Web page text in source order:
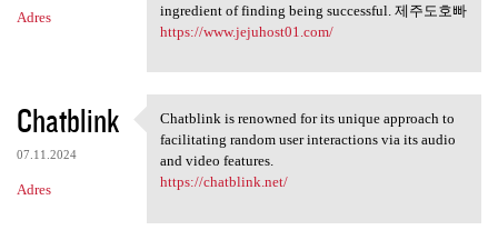
Adres
ingredient of finding being successful. 제주도호빠
https://www.jejuhost01.com/
Chatblink
07.11.2024
Adres
Chatblink is renowned for its
Chatblink is renowned for its unique approach to
facilitating random user interactions via its audio
and video features.
https://chatblink.net/